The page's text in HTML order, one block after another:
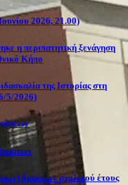
2026, 21.00)
η περιπατητική ξενάγηση
Κήπο
της Ιστορίας στη
5/2026)
δράσεων σχολικού έτους